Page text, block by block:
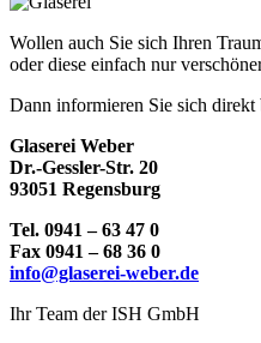
Wollen auch Sie sich Ihren
oder diese einfach nur
Dann informieren Sie sich direkt
Glaserei Weber
Dr.-Gessler-Str. 20
93051 Regensburg
Tel. 0941 – 63 47 0
Fax 0941 – 68 36 0
info@glaserei-weber.de
Ihr Team der ISH GmbH